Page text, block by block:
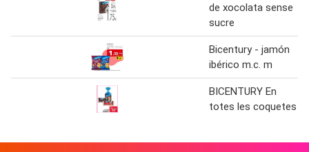
de xocolata sense
sucre
Bicentury - jamón
ibérico m.c. m
BICENTURY En
totes les coquetes